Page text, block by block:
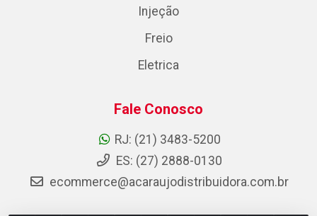
Injeção
Freio
Eletrica
Fale Conosco
RJ: (21) 3483-5200
ES: (27) 2888-0130
ecommerce@acaraujodistribuidora.com.br